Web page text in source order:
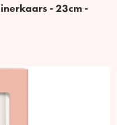
- 23cm -